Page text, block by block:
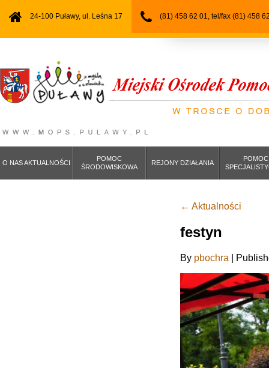
24-100 Puławy, ul. Leśna 17 (81) 458 62 01, tel/fax (81) 458
O NAS AKTUALNOŚCI
POMOC
ŚRODOWISKOWA
REJONY DZIAŁANIA
POMOC
← Aktualności
festyn
By pbochra